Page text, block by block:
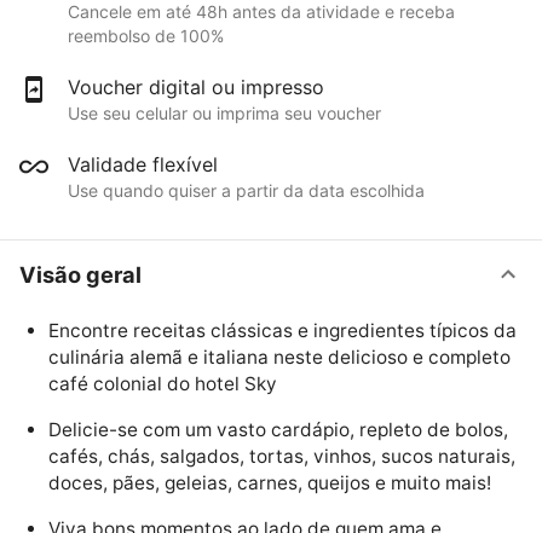
Cancele em até 48h antes da atividade e receba
reembolso de 100%
Voucher digital ou impresso
Use seu celular ou imprima seu voucher
Validade flexível
Use quando quiser a partir da data escolhida
Visão geral
Encontre receitas clássicas e ingredientes típicos da
culinária alemã e italiana neste delicioso e completo
café colonial do hotel Sky
Delicie-se com um vasto cardápio, repleto de bolos,
cafés, chás, salgados, tortas, vinhos, sucos naturais,
doces, pães, geleias, carnes, queijos e muito mais!